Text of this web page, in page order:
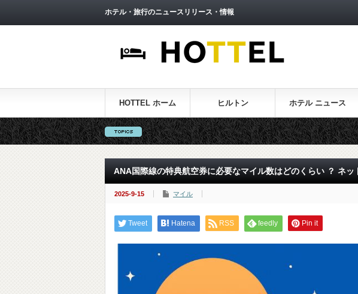
ホテル・旅行のニュースリリース・情報
HOTTEL ホーム ヒルトン ホテル ニュース
ANA国際線の特典航空券に必要なマイル数はどのくらい ？ ネ
2025-9-15 マイル
Tweet Hatena RSS feedly Pin it